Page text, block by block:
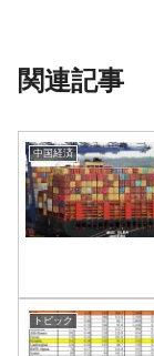
関連記事
中国経済
トピック